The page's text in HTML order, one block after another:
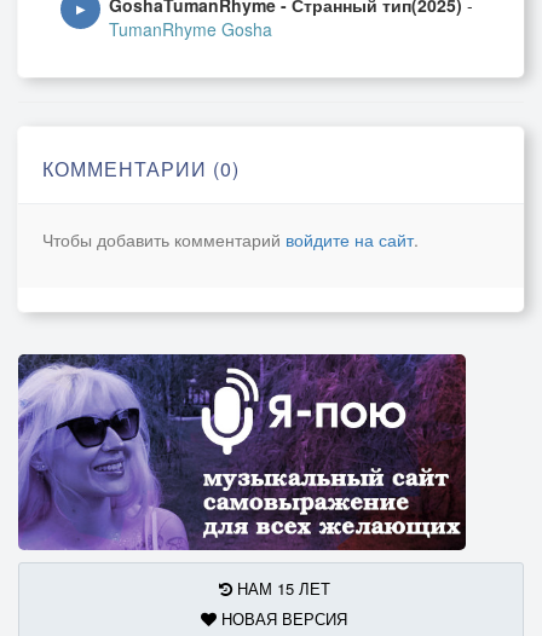
▶ GoshaTumanRhyme - Странный тип(2025) -
TumanRhyme Gosha
КОММЕНТАРИИ (0)
Чтобы добавить комментарий войдите на сайт.
НАМ 15 ЛЕТ
НОВАЯ ВЕРСИЯ